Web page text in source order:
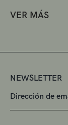
VER MÁS
NEWSLETTER